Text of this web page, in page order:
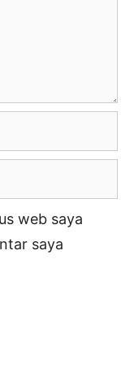
web saya
saya